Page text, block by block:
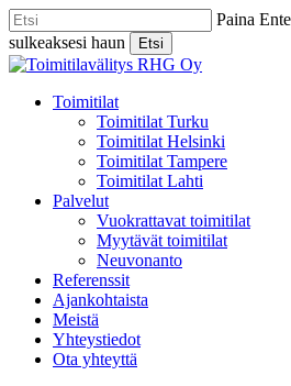
Skip
to
main
content
Paina
sulkeaksesi haun
Etsi
Close
Menu
Toimitilat
Toimitilat Turku
Toimitilat Helsinki
Toimitilat Tampere
Toimitilat Lahti
Palvelut
Vuokrattavat toimitilat
Myytävät toimitilat
Neuvonanto
Referenssit
Ajankohtaista
Meistä
Yhteystiedot
Ota yhteyttä